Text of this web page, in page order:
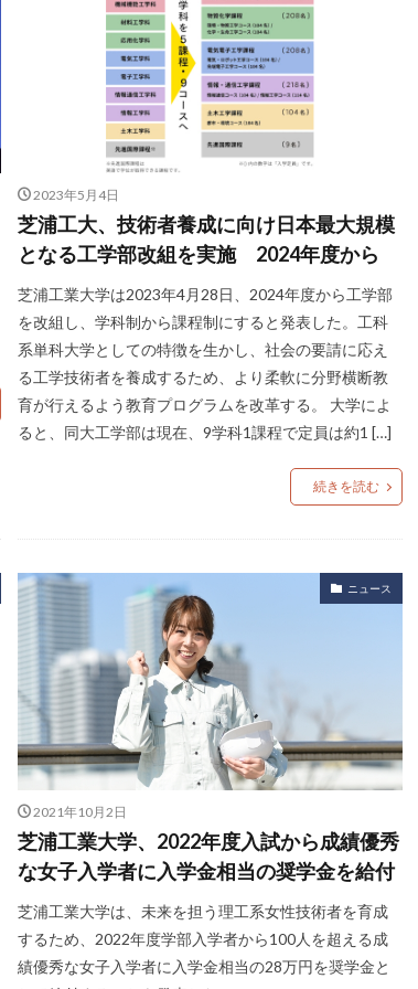
2023年5月4日
芝浦工大、技術者養成に向け日本最大規模
となる工学部改組を実施 2024年度から
芝浦工業大学は2023年4月28日、2024年度から工学部
を改組し、学科制から課程制にすると発表した。工科
系単科大学としての特徴を生かし、社会の要請に応え
る工学技術者を養成するため、より柔軟に分野横断教
育が行えるよう教育プログラムを改革する。 大学によ
ると、同大工学部は現在、9学科1課程で定員は約1 […]
続きを読む
ニュース
2021年10月2日
芝浦工業大学、2022年度入試から成績優秀
な女子入学者に入学金相当の奨学金を給付
芝浦工業大学は、未来を担う理工系女性技術者を育成
するため、2022年度学部入学者から100人を超える成
績優秀な女子入学者に入学金相当の28万円を奨学金と